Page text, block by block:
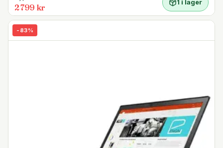
2 799 kr
1 i lager
- 83%